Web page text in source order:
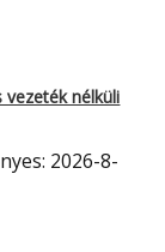
vezeték nélküli
2026-8-